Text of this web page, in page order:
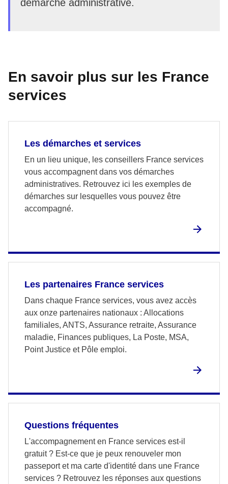
démarche administrative.
En savoir plus sur les France
services
Les démarches et services
En un lieu unique, les conseillers France services
vous accompagnent dans vos démarches
administratives. Retrouvez ici les exemples de
démarches sur lesquelles vous pouvez être
accompagné.
Les partenaires France services
Dans chaque France services, vous avez accès
aux onze partenaires nationaux : Allocations
familiales, ANTS, Assurance retraite, Assurance
maladie, Finances publiques, La Poste, MSA,
Point Justice et Pôle emploi.
Questions fréquentes
L'accompagnement en France services est-il
gratuit ? Est-ce que je peux renouveler mon
passeport et ma carte d'identité dans une France
services ? Retrouvez les réponses aux questions